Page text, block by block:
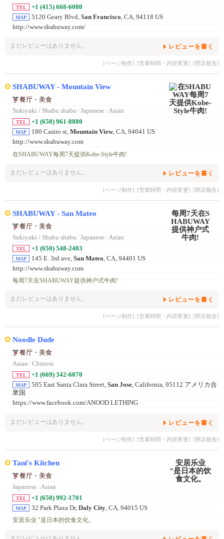
TEL +1 (415) 668-6080
MAP 5120 Geary Blvd, San Francisco , CA, 94118 US
http://www.shabuway.com/
まだレビューはありません。 レビューを書く
[ページ制作] [営業時間・内容変更] [閉店報告]
SHABUWAY - Mountain View
餐厅・美食
Sukiyaki / Shabu shabu / Japanese/ Asian
TEL +1 (650) 961-8880
MAP 180 Castro st, Mountain View, CA, 94041 US
http://www.shabuway.com
在SHABUWAY每周7天提供Kobe-Style牛肉!
まだレビューはありません。 レビューを書く
[ページ制作] [営業時間・内容変更] [閉店報告]
SHABUWAY - San Mateo
餐厅・美食
Sukiyaki / Shabu shabu / Japanese/ Asian
TEL +1 (650) 548-2483
MAP 145 E. 3rd ave, San Mateo , CA, 94401 US
http://www.shabuway.com
每周7天在SHABUWAY提供神户式牛肉!
まだレビューはありません。 レビューを書く
[ページ制作] [営業時間・内容変更] [閉店報告]
Noodle Dude
餐厅・美食
Asian / Chinese
TEL +1 (669) 342-6070
MAP 505 East Santa Clara Street, San Jose, California, 95112 アメリカ合
衆国
https://www.facebook.com/ANOOD LETHING
まだレビューはありません。 レビューを書く
[ページ制作] [営業時間・内容変更] [閉店報告]
Tani's Kitchen
餐厅・美食
Japanese/ Asian
TEL +1 (650) 992-1701
MAP 32 Park Plaza Dr, Daly City, CA, 94015 US
安居乐业 "是日本的饮食文化。